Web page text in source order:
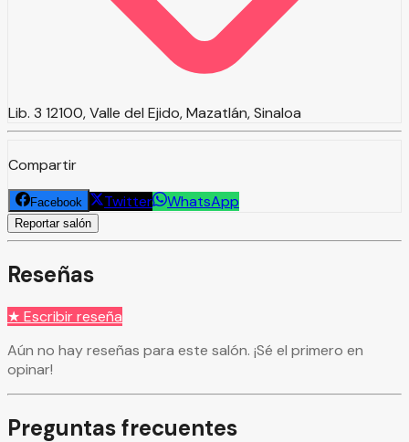
Lib. 3 12100, Valle del Ejido, Mazatlán, Sinaloa
Compartir
Facebook Twitter WhatsApp
Reportar salón
Reseñas
★ Escribir reseña
Aún no hay reseñas para este salón. ¡Sé el primero en
opinar!
Preguntas frecuentes